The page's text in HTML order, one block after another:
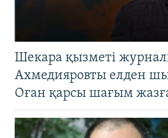
Шекара қызметі
Ахмедияровты елден
Оған қарсы шағым